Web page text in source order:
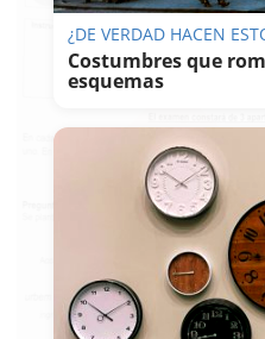
¿DE VERDAD HACEN
Costumbres que
esquemas